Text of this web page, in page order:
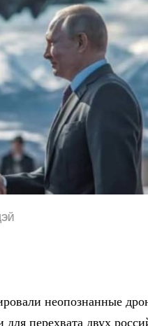
неопознанные
перехвата двух